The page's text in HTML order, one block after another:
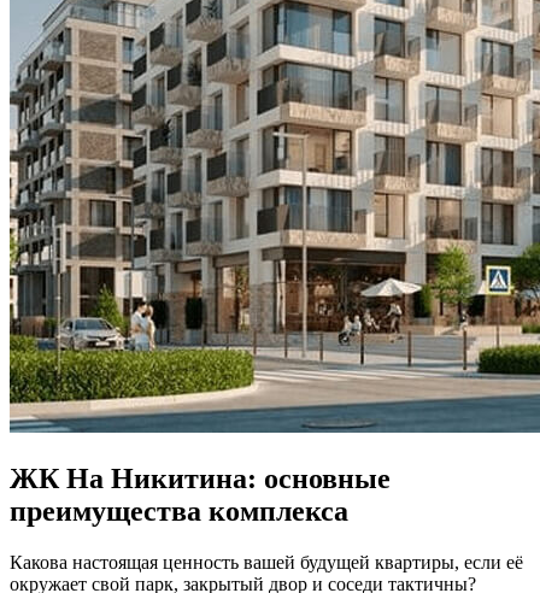
ЖК На Никитина: основные
преимущества комплекса
Какова настоящая ценность вашей будущей квартиры, если её
окружает свой парк, закрытый двор и соседи тактичны?